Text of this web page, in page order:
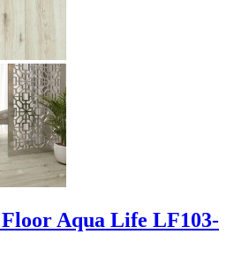
Aqua Life LF103-